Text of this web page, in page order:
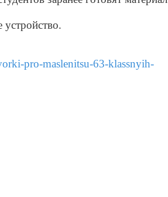
-pro-maslenitsu-63-klassnyih-